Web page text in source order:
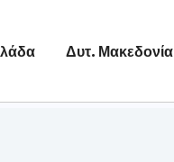
Δυτ. Μακεδονία